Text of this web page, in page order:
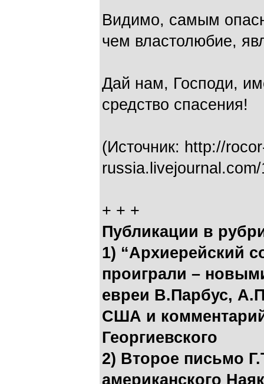
Видимо, самым
чем властолюбие,
Дай нам, Господи,
средство спасения!
(Источник: http://
+ + +
Публикации в
1) “Архиерейский
проиграли –
евреи В.Парбус,
США и
Георгиевского
2) Второе письмо
американского